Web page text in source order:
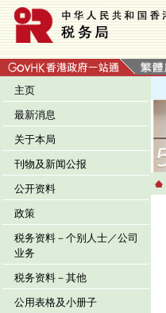
主页
最新消息
关于本局
刊物及新闻公报
公开资料
政策
税务资料－个别人士／公司
业务
税务资料－其他
公用表格及小册子